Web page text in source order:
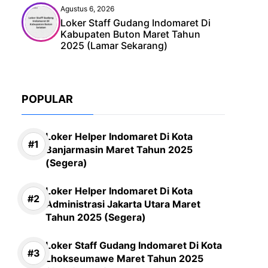
Agustus 6, 2026
Loker Staff Gudang Indomaret Di
Kabupaten Buton Maret Tahun
2025 (Lamar Sekarang)
POPULAR
Loker Helper Indomaret Di Kota
Banjarmasin Maret Tahun 2025
(Segera)
Loker Helper Indomaret Di Kota
Administrasi Jakarta Utara Maret
Tahun 2025 (Segera)
Loker Staff Gudang Indomaret Di Kota
Lhokseumawe Maret Tahun 2025